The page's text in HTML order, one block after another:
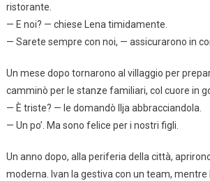
ristorante.
— E noi? — chiese Lena timidamente.
— Sarete sempre con noi, — assicurarono in
Un mese dopo tornarono al villaggio per
camminò per le stanze familiari, col cuore in
— È triste? — le domandò Ilja abbracciandola.
— Un po’. Ma sono felice per i nostri figli.
Un anno dopo, alla periferia della città,
moderna. Ivan la gestiva con un team, mentre